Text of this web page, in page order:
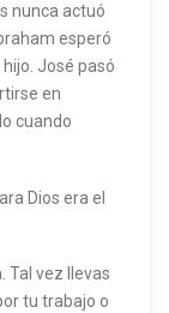
nunca actuó
esperó
José pasó
en
cuando
Dios era el
Tal vez llevas
tu trabajo o